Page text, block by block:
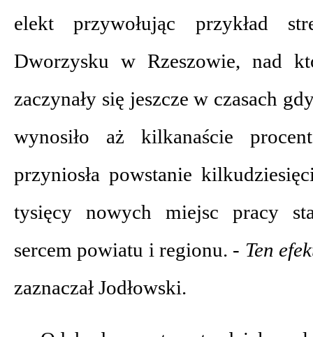
elekt przywołując przykład
Dworzysku w Rzeszowie, nad
zaczynały się jeszcze w czasach
wynosiło aż kilkanaście
przyniosła powstanie
tysięcy nowych miejsc pracy
sercem powiatu i regionu. - Ten
zaznaczał Jodłowski.